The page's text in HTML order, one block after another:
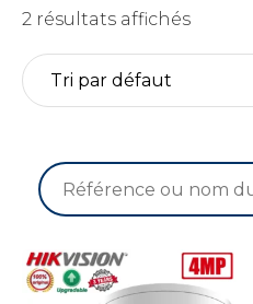
2 résultats affichés
Recherche
pour :